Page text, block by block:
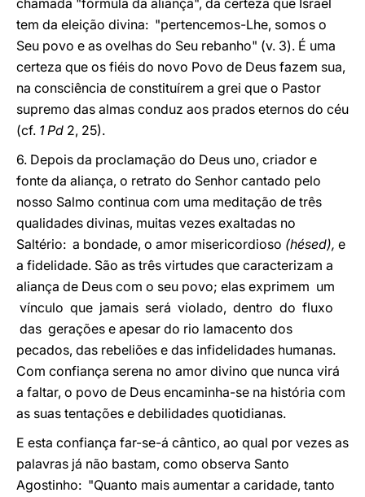
chamada "fórmula da aliança", da certeza que Israel
tem da eleição divina: "pertencemos-Lhe, somos o
Seu povo e as ovelhas do Seu rebanho" (v. 3). É uma
certeza que os fiéis do novo Povo de Deus fazem sua,
na consciência de constituírem a grei que o Pastor
supremo das almas conduz aos prados eternos do céu
(cf. 1 Pd 2, 25).
6. Depois da proclamação do Deus uno, criador e
fonte da aliança, o retrato do Senhor cantado pelo
nosso Salmo continua com uma meditação de três
qualidades divinas, muitas vezes exaltadas no
Saltério: a bondade, o amor misericordioso (hésed), e
a fidelidade. São as três virtudes que caracterizam a
aliança de Deus com o seu povo; elas exprimem um
vínculo que jamais será violado, dentro do fluxo
das gerações e apesar do rio lamacento dos
pecados, das rebeliões e das infidelidades humanas.
Com confiança serena no amor divino que nunca virá
a faltar, o povo de Deus encaminha-se na história com
as suas tentações e debilidades quotidianas.
E esta confiança far-se-á cântico, ao qual por vezes as
palavras já não bastam, como observa Santo
Agostinho: "Quanto mais aumentar a caridade, tanto